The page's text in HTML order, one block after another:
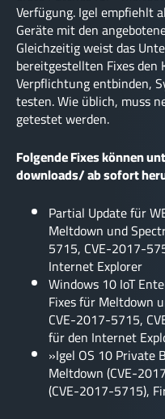
Verfügung. Igel empfiehlt
Geräte mit den
Gleichzeitig weist das
bereitgestellten Fixes
Verpflichtung entbinden,
testen. Wie üblich, muss
getestet werden.
Folgende Fixes können
downloads/ ab sofort
Partial Update für
Meltdown und
5715, CVE-2017-
Internet Explorer
Windows 10 IoT
Fixes für Meltdown
CVE-2017-5715,
für den Internet
»Igel OS 10 Private
Meltdown (CVE-
(CVE-2017-5715),